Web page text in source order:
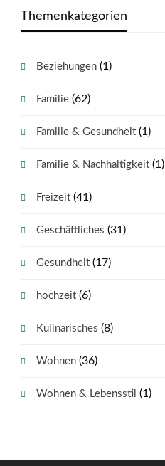
Themenkategorien
Beziehungen(1)
Familie(62)
Familie & Gesundheit(1)
Familie & Nachhaltigkeit(1)
Freizeit(41)
Geschäftliches (31)
Gesundheit(17)
hochzeit(6)
Kulinarisches (8)
Wohnen(36)
Wohnen & Lebensstil (1)